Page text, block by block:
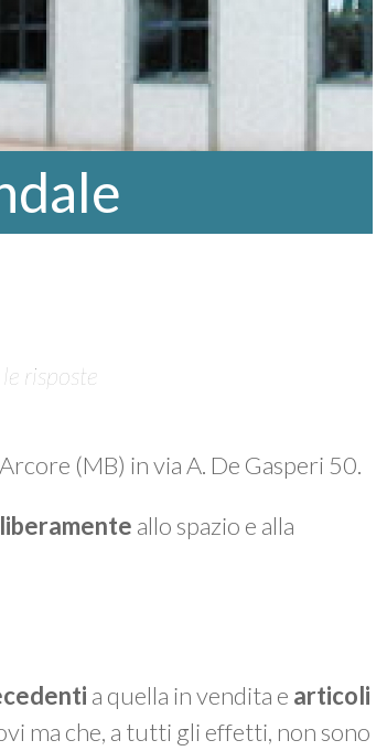
risposte
(MB) in via A. De Gasperi 50.
allo spazio e alla
a quella in vendita e articoli
ma che, a tutti gli effetti, non sono